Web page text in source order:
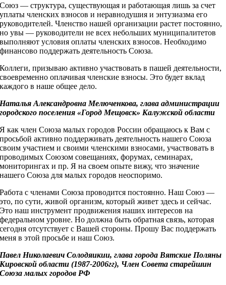
Союз — структура, существующая и работающая лишь за счет
уплаты членских взносов и неравнодушия и энтузиазма его
руководителей. Членство нашей организации растет постоянно,
но увы — руководители не всех небольших муниципалитетов
выполняют условия оплаты членских взносов. Необходимо
финансово поддержать деятельность Союза.
Коллеги, призываю активно участвовать в пашей деятельности,
своевременно оплачивая членские взносы. Это будет вклад
каждого в наше общее дело.
Наталья Александровна Мелюченкова, глава администрации
городского поселения «Город Мещовск» Калужской области
Я как член Союза малых городов России обращаюсь к Вам с
просьбой активно поддерживать деятельность нашего Союза
своим участием и своими членскими взносами, участвовать в
проводимых Союзом совещаниях, форумах, семинарах,
мониторингах и пр. Я на своем опыте вижу, что значение
нашего Союза для малых городов неоспоримо.
Работа с членами Союза проводится постоянно. Наш Союз —
это, по сути, живой организм, который живет здесь и сейчас.
Это наш инструмент продвижения наших интересов на
федеральном уровне. Но должна быть обратная связь, которая
сегодня отсутствует с Вашей стороны. Прошу Вас поддержать
меня в этой просьбе и наш Союз.
Павел Николаевич Солодяикии, глава города Вятские Поляны
Кировской области (1987-2006гг), Член Совета старейшин
Союза малых городов РФ